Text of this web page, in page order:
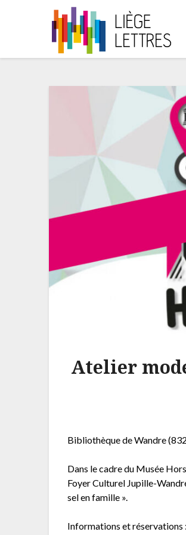
Atelier
Bibliothèque de Wandre
Dans le cadre du Musée
Foyer Culturel Jupille-
sel en famille ».
Informations et réservations